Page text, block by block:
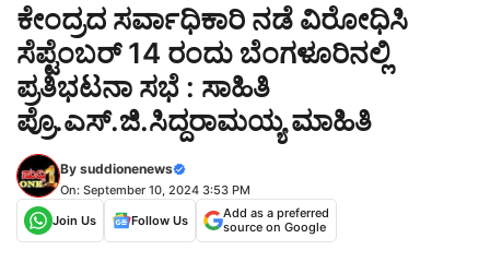
ಕೇಂದ್ರದ ಸರ್ವಾಧಿಕಾರಿ ನಡೆ ವಿರೋಧಿಸಿ
ಸೆಪ್ಟೆಂಬರ್ 14 ರಂದು ಬೆಂಗಳೂರಿನಲ್ಲಿ
ಪ್ರತಿಭಟನಾ ಸಭೆ : ಸಾಹಿತಿ
ಪ್ರೊ.ಎಸ್.ಜಿ.ಸಿದ್ದರಾಮಯ್ಯ ಮಾಹಿತಿ
By suddionenews
On: September 10, 2024 3:53 PM
Join Us
Follow Us
Add as a preferred
source on Google